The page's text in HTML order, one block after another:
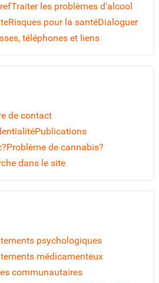
Traiter les problèmes d'alcool
Risques pour la santéDialoguer
téléphones et liens
de contact
Publications
Problème de cannabis?
dans le site
psychologiques
médicamenteux
communautaires